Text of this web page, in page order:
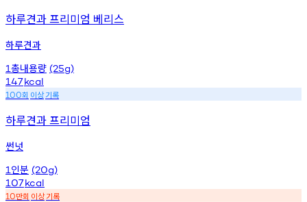
하루견과 프리미엄 베리스
하루견과
1총내용량 (25g)
147kcal
100회 이상기록
하루견과 프리미엄
썬넛
1 인분 (20g)
107kcal
10만회 이상기록